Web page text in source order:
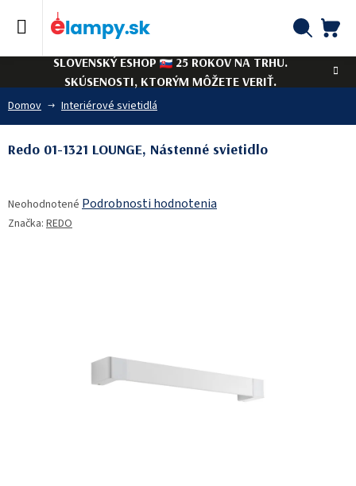
SLOVENSKÝ ESHOP
25 ROKOV NA TRHU.
SKÚSENOSTI, KTORÝM MÔŽETE VERIŤ.
Domov Interiérové svietidlá
Redo 01-1321 LOUNGE, Nástenné svietidlo
hodnotenie
produktu
Neohodnotené Podrobnosti hodnotenia
Značka: REDO